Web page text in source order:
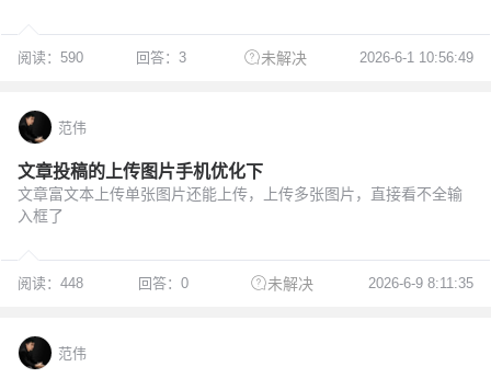
阅读：590 回答：3 未解决 2026-6-1 10:56:49
范伟
文章投稿的上传图片手机优化下
文章富文本上传单张图片还能上传，上传多张图片，直接看不全输
入框了
阅读：448 回答：0 未解决 2026-6-9 8:11:35
范伟